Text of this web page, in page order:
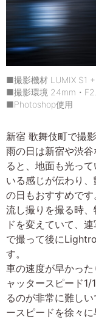
■撮影機材 LUMIX S1
■撮影環境 24mm・
■Photoshop使用
新宿 歌舞伎町で撮影
雨の日は新宿や渋
ると、地面も光っ
いる感じが伝わり
の日もおすすめです
流し撮りを撮る時
ドを変えていて、
で撮って後に
す。
車の速度が早かっ
ャッタースピード
るのが非常に難し
ースピードを徐々に